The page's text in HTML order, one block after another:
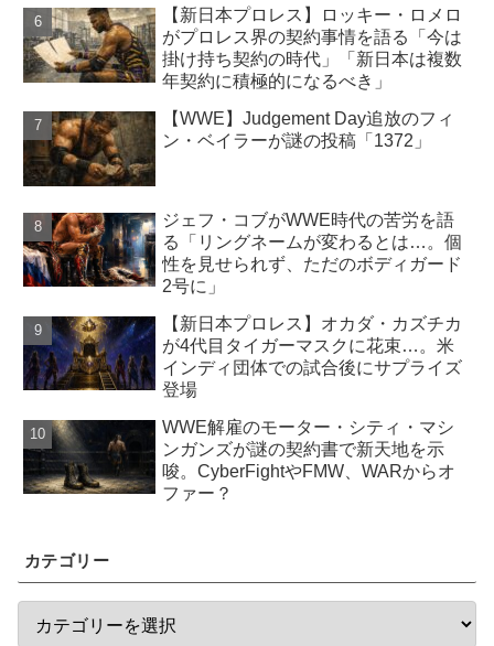
【新日本プロレス】ロッキー・ロメロ
がプロレス界の契約事情を語る「今は
掛け持ち契約の時代」「新日本は複数
年契約に積極的になるべき」
【WWE】Judgement Day追放のフィ
ン・ベイラーが謎の投稿「1372」
ジェフ・コブがWWE時代の苦労を語
る「リングネームが変わるとは…。個
性を見せられず、ただのボディガード
2号に」
【新日本プロレス】オカダ・カズチカ
が4代目タイガーマスクに花束…。米
インディ団体での試合後にサプライズ
登場
WWE解雇のモーター・シティ・マシ
ンガンズが謎の契約書で新天地を示
唆。CyberFightやFMW、WARからオ
ファー？
カテゴリー